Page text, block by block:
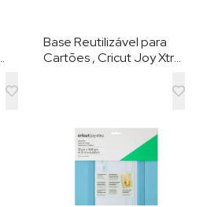
Base Reutilizável para
Cartões , Cricut Joy Xtra